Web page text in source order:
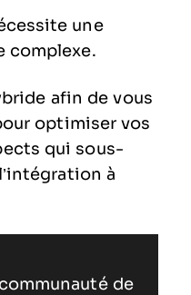
une
complexe.
afin de vous
optimiser vos
qui sous-
à
de